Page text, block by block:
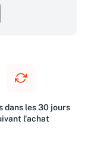
dans les 30 jours
l'achat